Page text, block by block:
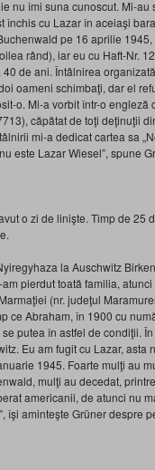
nu îmi suna cunoscut. Mi-
cu Lazar în aceiaşi
pe 16 aprilie
rând), iar eu cu Haft-Nr.
de ani. Întâlnirea
oameni schimbaţi, dar el
o. Mi-a vorbit într-o engleză
căpătat de toţi deţinuţii
mi-a dedicat cartea sa
este Lazar Wiesel”, spune
o zi de linişte. Timp de 25
la Auschwitz
pierdut toată familia,
(nr. judeţul
ce Abraham, în 1900 cu
putea în astfel de condiţii.
Eu am fugit cu Lazar, asta
1945. Foarte mulţi au
mulţi au decedat,
americanii, de atunci nu
îşi aminteşte Grüner despre